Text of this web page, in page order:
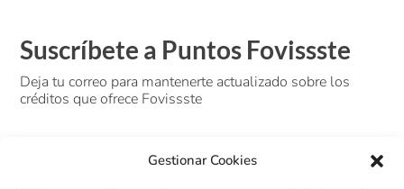
Gestionar Cookies
Suscríbete a Puntos Fovissste
Deja tu correo para mantenerte actualizado sobre los
créditos que ofrece Fovissste